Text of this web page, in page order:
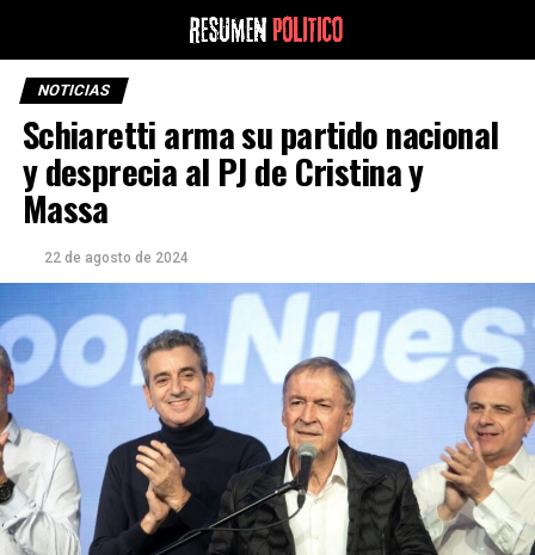
NOTICIAS
Schiaretti arma su partido nacional
y desprecia al PJ de Cristina y
Massa
22 de agosto de 2024